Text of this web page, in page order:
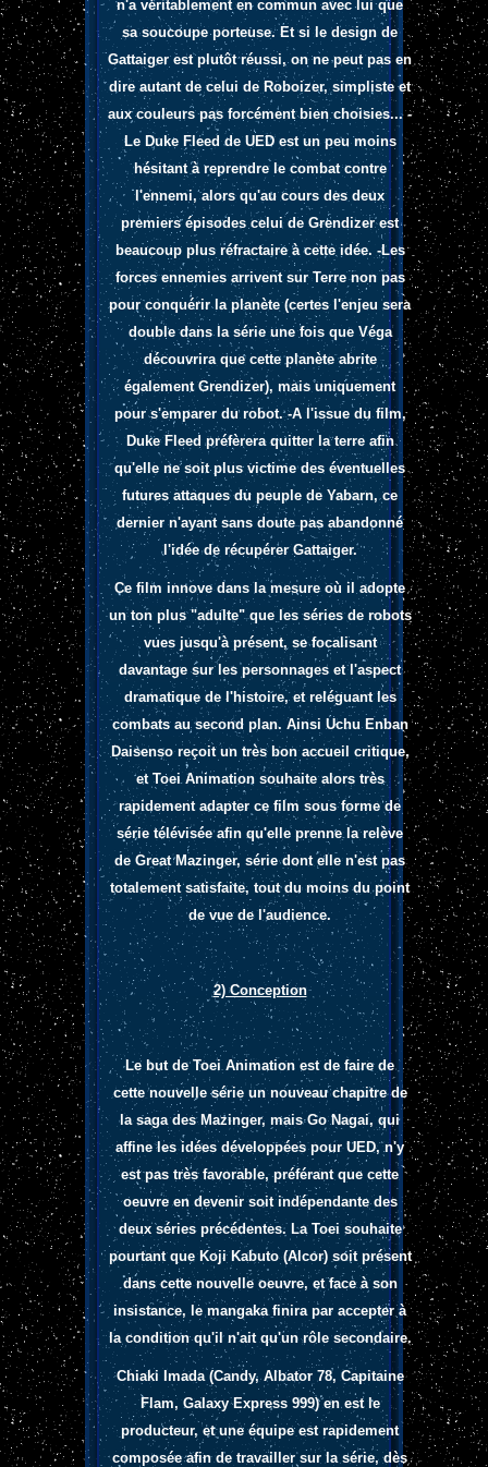
n'a véritablement en commun avec lui que
sa soucoupe porteuse. Et si le design de
Gattaiger est plutôt réussi, on ne peut pas en
dire autant de celui de Roboizer, simpliste et
aux couleurs pas forcément bien choisies... -
Le Duke Fleed de UED est un peu moins
hésitant à reprendre le combat contre
l'ennemi, alors qu'au cours des deux
premiers épisodes celui de Grendizer est
beaucoup plus réfractaire à cette idée. -Les
forces ennemies arrivent sur Terre non pas
pour conquérir la planète (certes l'enjeu sera
double dans la série une fois que Véga
découvrira que cette planète abrite
également Grendizer), mais uniquement
pour s'emparer du robot. -A l'issue du film,
Duke Fleed préfèrera quitter la terre afin
qu'elle ne soit plus victime des éventuelles
futures attaques du peuple de Yabarn, ce
dernier n'ayant sans doute pas abandonné
l'idée de récupérer Gattaiger.
Ce film innove dans la mesure où il adopte
un ton plus "adulte" que les séries de robots
vues jusqu'à présent, se focalisant
davantage sur les personnages et l'aspect
dramatique de l'histoire, et reléguant les
combats au second plan. Ainsi Uchu Enban
Daisenso reçoit un très bon accueil critique,
et Toei Animation souhaite alors très
rapidement adapter ce film sous forme de
série télévisée afin qu'elle prenne la relève
de Great Mazinger, série dont elle n'est pas
totalement satisfaite, tout du moins du point
de vue de l'audience.
2) Conception
Le but de Toei Animation est de faire de
cette nouvelle série un nouveau chapitre de
la saga des Mazinger, mais Go Nagai, qui
affine les idées développées pour UED, n'y
est pas très favorable, préférant que cette
oeuvre en devenir soit indépendante des
deux séries précédentes. La Toei souhaite
pourtant que Koji Kabuto (Alcor) soit présent
dans cette nouvelle oeuvre, et face à son
insistance, le mangaka finira par accepter à
la condition qu'il n'ait qu'un rôle secondaire.
Chiaki Imada (Candy, Albator 78, Capitaine
Flam, Galaxy Express 999) en est le
producteur, et une équipe est rapidement
composée afin de travailler sur la série, dès